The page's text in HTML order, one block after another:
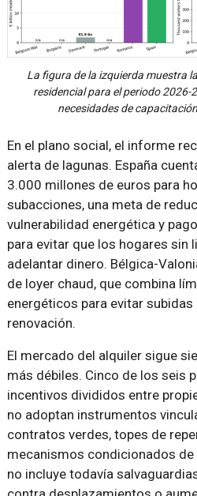
La figura de la izquierda muestra
residencial para el periodo 2026-
necesidades de
En el plano social, el informe
alerta de lagunas. España
3.000 millones de euros para
subacciones, una meta de
vulnerabilidad energética y
para evitar que los hogares sin
adelantar dinero. Bélgica-
de loyer chaud, que combina
energéticos para evitar
renovación.
El mercado del alquiler sigue
más débiles. Cinco de los seis
incentivos divididos entre
no adoptan instrumentos
contratos verdes, topes de
mecanismos condicionados
no incluye todavía